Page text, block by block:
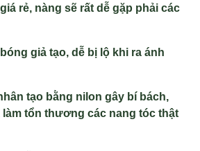
rẻ, nàng sẽ rất dễ gặp phải các
giả tạo, dễ bị lộ khi ra ánh
tạo bằng nilon gây bí bách,
tổn thương các nang tóc thật